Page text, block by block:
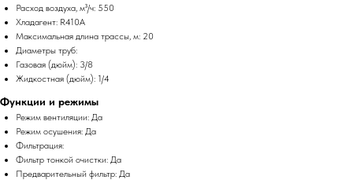
Расход воздуха, м³/ч: 550
Хладагент: R410A
Максимальная длина трассы, м: 20
Диаметры труб:
Газовая (дюйм): 3/8
Жидкостная (дюйм): 1/4
Функции и режимы
Режим вентиляции: Да
Режим осушения: Да
Фильтрация:
Фильтр тонкой очистки: Да
Предварительный фильтр: Да